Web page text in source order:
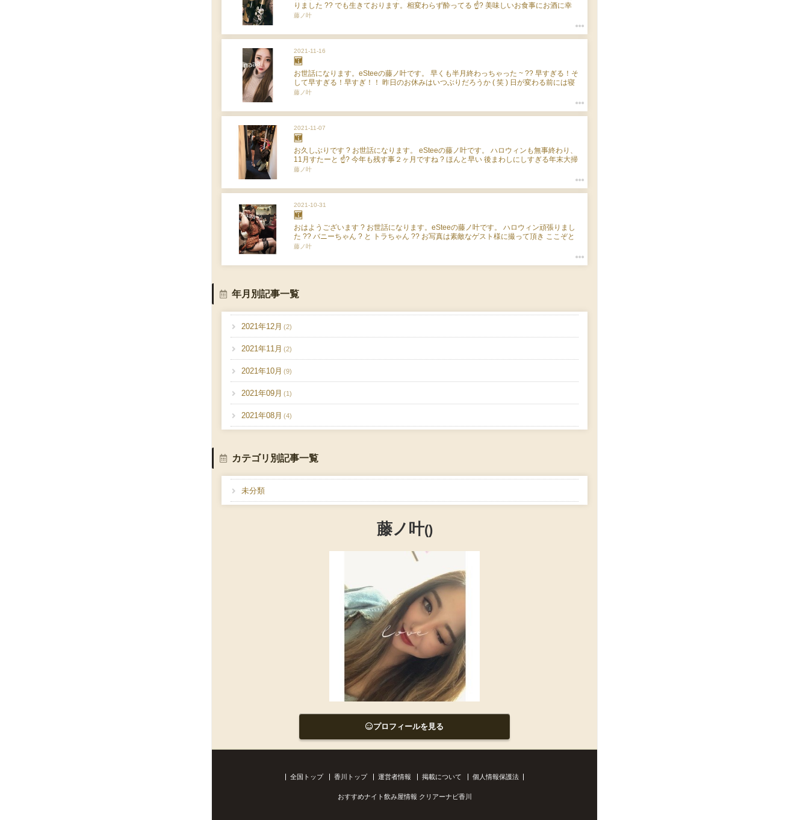
りました ?? でも生きております。相変わらず酔ってる ☝? 美味しいお食事にお酒に幸
せでございます ? 来週はクリスマスですね ? 早いなあ 〜 ･･･。 今年は数年ぶりにドレス
藤ノ叶
2021-11-16
🆕
お世話になります。eSteeの藤ノ叶です。 早くも半月終わっちゃった ~ ?? 早すぎる！そ
して早すぎる！早すぎ！！ 昨日のお休みはいつぶりだろうか ( 笑 ) 日が変わる前には寝
てしまっていた ? お酒もスッキリぬいたので今日から ? 相変わらずの飲みっぷりですの
藤ノ叶
2021-11-07
🆕
お久しぶりです ? お世話になります。 eSteeの藤ノ叶です。 ハロウィンも無事終わり、
11月すたーと ☝? 今年も残す事２ヶ月ですね ? ほんと早い 後まわしにしすぎる年末大掃
除 ? ( 笑 ) そろそろぼちぼちやっていかないと ?? 毎年年末一生バタバタしてる気がする
れでは失礼します。
藤ノ叶
2021-10-31
🆕
おはようございます ? お世話になります。eSteeの藤ノ叶です。 ハロウィン頑張りまし
た ?? バニーちゃん ? と トラちゃん ?? お写真は素敵なゲスト様に撮って頂き ここぞと
ばかりにポーズ決めました ? 写真慣れしていないのと私のキャラに 全くあってなさすぎ
藤ノ叶
年月別記事一覧
2021年12月 (2)
2021年11月 (2)
2021年10月 (9)
2021年09月 (1)
2021年08月 (4)
カテゴリ別記事一覧
未分類
藤ノ叶()
プロフィールを見る
全国トップ 香川トップ 運営者情報 掲載について 個人情報保護法
おすすめナイト飲み屋情報 クリアーナビ香川